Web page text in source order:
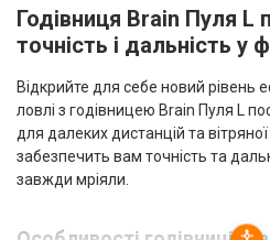
Годівниця Brain Пуля L
точність і дальність у
Відкрийте для себе новий рівень
ловлі з годівницею Brain Пуля L
для далеких дистанцій та
забезпечить вам точність та
завжди мріяли.